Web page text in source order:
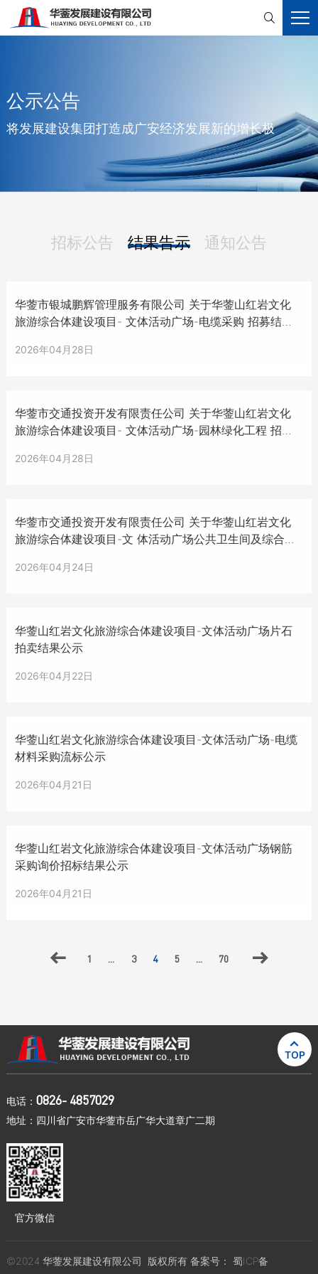

公示公告
将发展建设集团打造成广安经济发展新的增长极
招标公告 结果告示 通知公告
华蓥市银城鹏辉管理服务有限公司 关于华蓥山红岩文化
旅游综合体建设项目- 文体活动广场-电缆采购 招募结果
2026年04月28日
华蓥市交通投资开发有限责任公司 关于华蓥山红岩文化
旅游综合体建设项目- 文体活动广场-园林绿化工程 招募
2026年04月28日
华蓥市交通投资开发有限责任公司 关于华蓥山红岩文化
旅游综合体建设项目-文 体活动广场公共卫生间及综合服
2026年04月24日
华蓥山红岩文化旅游综合体建设项目-文体活动广场片石
拍卖结果公示
2026年04月22日
华蓥山红岩文化旅游综合体建设项目-文体活动广场-电缆
材料采购流标公示
2026年04月21日
华蓥山红岩文化旅游综合体建设项目-文体活动广场钢筋
采购询价招标结果公示
2026年04月21日
 1 ... 3 4 5 ... 70 

TOP
电话： 0826- 4857029
地址：四川省广安市华蓥市岳广华大道章广二期
官方微信
©2024 华蓥发展建设有限公司. 版权所有 备案号： 蜀ICP备